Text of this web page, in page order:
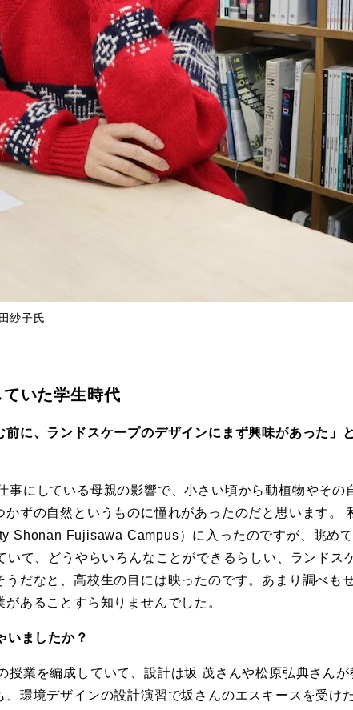
紗子氏
いた学生時代
に、ランドスケープのデザインにまず興味があった」
事にしている母親の影響で、小さい頃から動植物やその
ずの自然というものに憧れがあったのだと思います。
Shonan Fujisawa Campus）に入ったのですが、眺めて
て、どうやらいろんなことができるらしい、ランドス
だなと、高校生の目には映ったのです。あまり調べも
あることすら知りませんでした。
いましたか？
業を編成していて、設計は坂 茂さんや松原弘典さんが
環境デザインの設計演習で坂さんのエスキースを受け